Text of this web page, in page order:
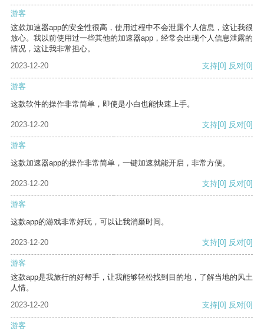
游客
这款加速器app的安全性很高，使用过程中不会泄露个人信息，这让我很
放心。我以前使用过一些其他的加速器app，经常会出现个人信息泄露的
情况，这让我非常担心。
2023-12-20
支持[0] 反对[0]
游客
这款软件的操作非常简单，即使是小白也能快速上手。
2023-12-20 支持[0] 反对[0]
游客
这款加速器app的操作非常简单，一键加速就能开启，非常方便。
2023-12-20 支持[0] 反对[0]
游客
这款app的游戏非常好玩，可以让我消磨时间。
2023-12-20 支持[0] 反对[0]
游客
这款app是我旅行的好帮手，让我能够轻松找到目的地，了解当地的风土
人情。
2023-12-20
支持[0] 反对[0]
游客